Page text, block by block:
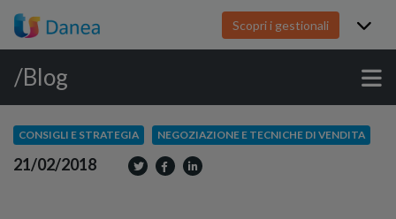
Scopri i gestionali
/Blog
CONSIGLI E STRATEGIA NEGOZIAZIONE E TECNICHE DI VENDITA
21/02/2018